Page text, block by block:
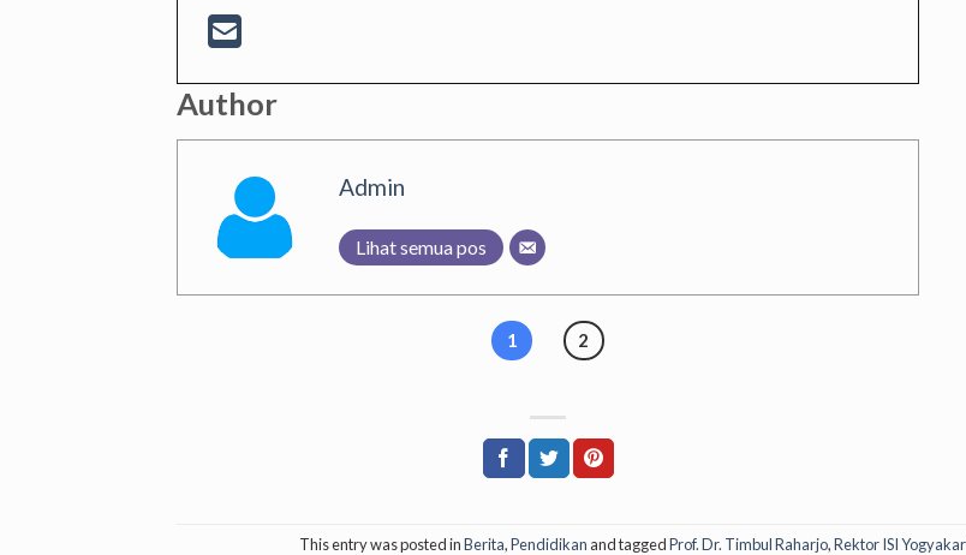
Author
Admin
Lihat semua pos
1 2
This entry was posted inBerita,Pendidikan and taggedProf. Dr. Timbul Raharjo,Rektor ISI